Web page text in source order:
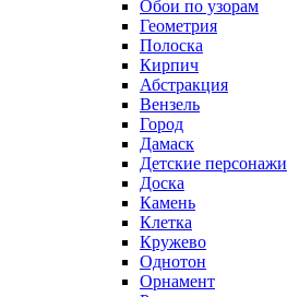
Обои по узорам
Геометрия
Полоска
Кирпич
Абстракция
Вензель
Город
Дамаск
Детские персонажи
Доска
Камень
Клетка
Кружево
Однотон
Орнамент